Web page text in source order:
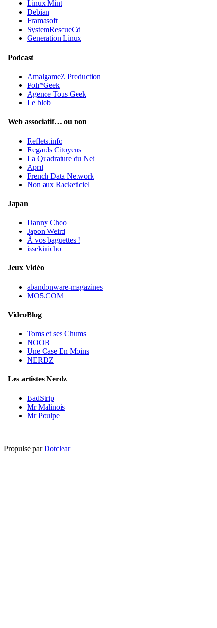
Linux Mint
Debian
Framasoft
SystemRescueCd
Generation Linux
Podcast
AmalgameZ Production
Poli*Geek
Agence Tous Geek
Le blob
Web associatif… ou non
Reflets.info
Regards Citoyens
La Quadrature du Net
April
French Data Network
Non aux Racketiciel
Japan
Danny Choo
Japon Weird
À vos baguettes !
issekinicho
Jeux Vidéo
abandonware-magazines
MO5.COM
VideoBlog
Toms et ses Chums
NOOB
Une Case En Moins
NERDZ
Les artistes Nerdz
BadStrip
Mr Malinois
Mr Poulpe
Propulsé parDotclear